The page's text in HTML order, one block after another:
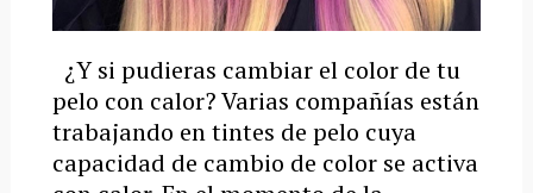
¿Y si pudieras cambiar el color de tu
pelo con calor? Varias compañías están
trabajando en tintes de pelo cuya
capacidad de cambio de color se activa